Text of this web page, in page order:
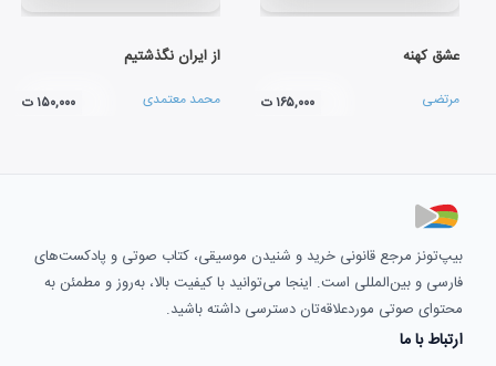
عشق کهنه
مرتضی ۱۶۵,۰۰۰ ت
از ایران نگذشتیم
محمد معتمدی ۱۵۰,۰۰۰ ت
بیپ‌تونز مرجع قانونی خرید و شنیدن موسیقی، کتاب صوتی و پادکست‌های
فارسی و بین‌المللی است. اینجا می‌توانید با کیفیت بالا، به‌روز و مطمئن به
محتوای صوتی موردعلاقه‌تان دسترسی داشته باشید.
ارتباط با ما